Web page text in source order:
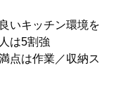
いキッチン環境を
は5割強
点は作業／収納ス